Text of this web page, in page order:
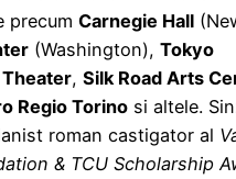
precum Carnegie Hall
(Washington), Tokyo
, Silk Road Arts
Regio Torino si altele.
roman castigator al
& TCU Scholarship